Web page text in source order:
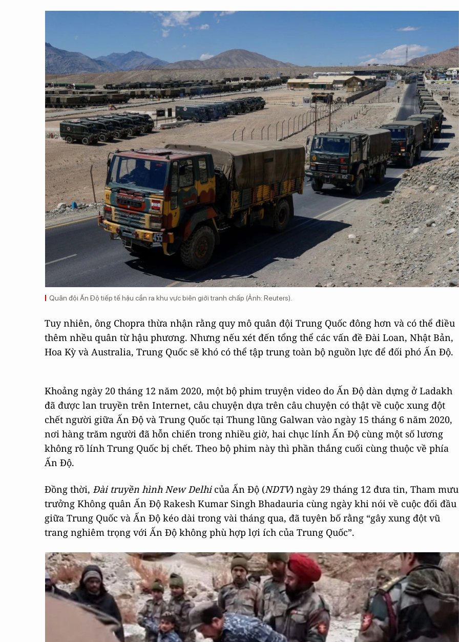
Quân đội Ấn Độ tiếp tế hậu cần ra khu vực biên giới tranh chấp (Ảnh: Reuters).
Tuy nhiên, ông Chopra thừa nhận rằng quy mô quân đội Trung Quốc đông hơn và có thể điều
thêm nhều quân từ hậu phương. Nhưng nếu xét đến tổng thể các vấn đề Đài Loan, Nhật Bản,
Hoa Kỳ và Australia, Trung Quốc sẽ khó có thể tập trung toàn bộ nguồn lực để đối phó Ấn Độ.
Khoảng ngày 20 tháng 12 năm 2020, một bộ phim truyện video do Ấn Độ dàn dựng ở Ladakh
đã được lan truyền trên Internet, câu chuyện dựa trên câu chuyện có thật về cuộc xung đột
chết người giữa Ấn Độ và Trung Quốc tại Thung lũng Galwan vào ngày 15 tháng 6 năm 2020,
nơi hàng trăm người đã hỗn chiến trong nhiều giờ, hai chục lính Ấn Độ cùng một số lương
không rõ lính Trung Quốc bị chết. Theo bộ phim này thì phần thắng cuối cùng thuộc về phía
Ấn Độ.
Đồng thời, Đài truyền hình New Delhicủa Ấn Độ (NDTV) ngày 29 tháng 12 đưa tin, Tham mưu
trưởng Không quân Ấn Độ Rakesh Kumar Singh Bhadauria cùng ngày khi nói về cuộc đối đầu
giữa Trung Quốc và Ấn Độ kéo dài trong vài tháng qua, đã tuyên bố rằng “gây xung đột vũ
trang nghiêm trọng với Ấn Độ không phù hợp lợi ích của Trung Quốc”.